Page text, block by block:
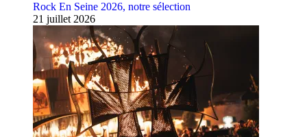
Rock En Seine 2026, notre sélection
21 juillet 2026